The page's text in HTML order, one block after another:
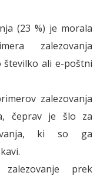
(23 %) je morala
zalezovanja
številko ali e-poštni
zalezovanja
čeprav je šlo za
ki so ga
prek